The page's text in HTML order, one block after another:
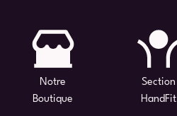
Notre
Boutique
Section
HandFit